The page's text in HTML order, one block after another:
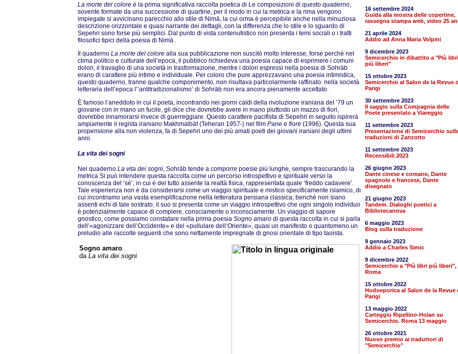
La morte del colore è la prima significativa raccolta poetica di Le composizioni di questo quaderno,
sovente formate da una successione di quartine, per il modo in cui la metrica e la rima vengono
impiegate si avvicinano parecchio allo stile di Nimā, la cui orma è percepibile anche nella minuziosa
descrizione orizzontale e quasi narrante dei dettagli, con la differenza che lo stile e lo sguardo di
Sepehri sono forse più semplici. Dal punto di vista contenutistico non presenta i temi sociali o i tratti
filosofici tipici della poesia di Nimā .
Il quaderno La morte del colore alla sua pubblicazione non suscitò molto interesse, forse perché nel
clima politico e culturale dell’epoca, il pubblico richiedeva una poesia capace di esprimere i comuni
dolori, il travaglio di una società in trasformazione, mentre i dolori espressi nella poesia di Sohrāb
erano di carattere più intimo e individuale. Per coloro che pure apprezzavano una poesia intimistica,
questo quaderno, tranne qualche componimento, non risultava particolarmente raffinato: nella società
letteraria dell’epoca l’‘antitradizionalismo’ di Sohrāb non era ancora pienamente accettato.
È famoso l’aneddoto in cui il poeta, incontrando nei giorni caldi della rivoluzione iraniana del ’79 un
giovane con in mano un fucile, gli dice che dovrebbe avere in mano piuttosto un mazzo di fiori,
dovrebbe innamorarsi invece di guerreggiare. Questo carattere pacifista di Sepehri in seguito ispirerà
ampiamente il regista iraniano Makhmalbāf (Teheran 1957-) nel film Pane e fiore (1996). Questa sua
propensione alla non violenza, fa di Sepehri uno dei più amati poeti dei giovani iraniani degli ultimi
anni.
La vita dei sogni
Nel quaderno La vita dei sogni , Sohrāb tende a comporre poesie più lunghe, sempre trascurando la
metrica Si può intendere questa raccolta come un percorso introspettivo e spirituale verso la
conoscenza del ‘sé’, in cui è del tutto assente la realtà fisica, rappresentata quale ‘freddo cadavere’.
Tale esperienza non è da considerarsi come un viaggio spirituale e mistico specificamente islamico, di
cui incontriamo una vasta esemplificazione nella letteratura persiana classica; benché non siano
assenti echi di tale sostrato, il suo si presenta come un viaggio introspettivo che ogni singolo individuo
è potenzialmente capace di compiere, consciamente o inconsciamente. Un viaggio di sapore
gnostico, come possiamo constatare nella prima poesia Sogno amaro di questa raccolta in cui si parla
dell’«agonizzare dell’Occidente» e del «pullulare dell’Oriente», quasi un manifesto o quantomeno un
preludio alle raccolte seguenti che sono nettamente impregnate di gnosi orientale di tipo taoista.
Sogno amaro
da La vita dei sogni
16 settembre 2024
Guida alla mostra delle copertine,
rassegna stampa web, video 25
21 aprile 2024
Addio ad Anna Maria Volpini
9 dicembre 2023
Semicerchio in dibattito a "Più libri
più liberi"
15 ottobre 2023
Semicerchio al Salon de la Revue
Parigi
30 settembre 2023
Il saggio sulla Compagnia delle
Poete presentato a Viareggio
11 settembre 2023
Presentazione di Semicerchio
traduzioni di Zanzotto
11 settembre 2023
Recensibili 2023
26 giugno 2023
Dante cinese e coreano, Dante
spagnolo e francese, Dante
disegnato
21 giugno 2023
Tandem. Dialoghi poetici a
Bibliotecanova
6 maggio 2023
Blog sulla traduzione
9 gennaio 2023
Addio a Charles Simic
9 dicembre 2022
Semicerchio a "Più libri più liberi",
Roma
15 ottobre 2022
Hodoeporica al Salon de la Revue
Parigi
13 maggio 2022
Carteggio Ripellino-Holan su
Semicerchio. Roma 13 maggio
26 ottobre 2021
Nuovo premio ai traduttori di
"Semicerchio"